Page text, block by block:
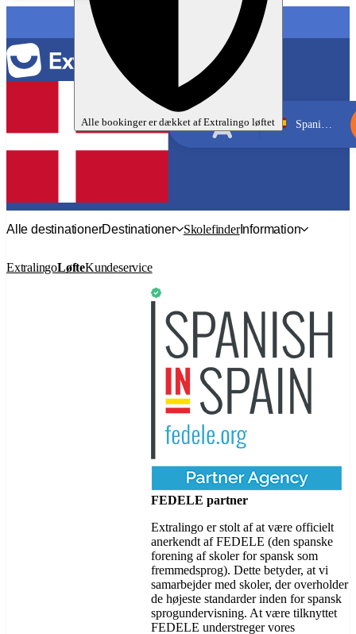
Alle bookinger er dækket afExtralingo løftet
Spansk
Spanien, Ibiza
Alle destinationerDestinationer SkolefinderInformation
ExtralingoLøfteKundeservice
FEDELE partner
Extralingo er stolt af at være officielt
anerkendt af FEDELE (den spanske
forening af skoler for spansk som
fremmedsprog). Dette betyder, at vi
samarbejder med skoler, der overholder
de højeste standarder inden for spansk
sprogundervisning. At være tilknyttet
FEDELE understreger vores